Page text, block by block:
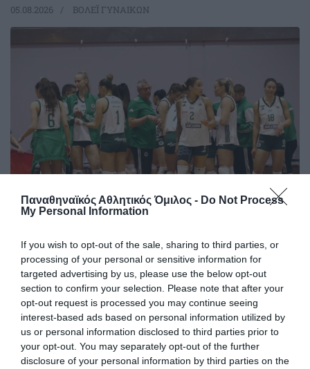
Παναθηναϊκός Αθλητικός Όμιλος - Do Not Process
My Personal Information
If you wish to opt-out of the sale, sharing to third parties, or
processing of your personal or sensitive information for
targeted advertising by us, please use the below opt-out
section to confirm your selection. Please note that after your
opt-out request is processed you may continue seeing
interest-based ads based on personal information utilized by
us or personal information disclosed to third parties prior to
your opt-out. You may separately opt-out of the further
disclosure of your personal information by third parties on the
05.08.2026 ΒΟΛΕΪ ΓΥΝΑΙΚΩΝ
Τα φιλικά του βόλεϊ γυναικών
Ο Παναθηναϊκός θα πάρει μέρος, μεταξύ άλλων, σε δύο
τουρνουά στην Ιταλία
23.07.2026 ΒΟΛΕΪ ΓΥΝΑΙΚΩΝ